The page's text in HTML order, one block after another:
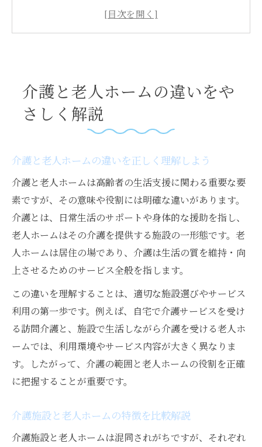
介護施設と老人ホームの選択基準とは
老人ホームの選び方と介護施設の特徴
介護を軸にした老人ホーム選びのポイント
有料老人ホームとは何か特徴を知ろう
老人ホーム検索サイトを使った介護施設探
し
介護施設ランキングの活用と注意点
もし介護が必要なら老人ホームは選択肢にな
る？
介護が必要な時に老人ホームが担う役割
介護施設に入れる条件とその確認方法
老人ホームの種類と介護度への対応力
介護と老人ホームの最適な選択基準
介護サービス内容を比較した施設選びのヒ
ント
介護施設と老人ホームの費用相場を知る
介護費用の内訳と負担軽減のポイント
介護と老人ホームの違いをや
さしく解説
介護と老人ホームの違いを正しく理解しよう
介護と老人ホームは高齢者の生活支援に関わる重要な要
素ですが、その意味や役割には明確な違いがあります。
介護とは、日常生活のサポートや身体的な援助を指し、
老人ホームはその介護を提供する施設の一形態です。老
人ホームは居住の場であり、介護は生活の質を維持・向
上させるためのサービス全般を指します。
この違いを理解することは、適切な施設選びやサービス
利用の第一歩です。例えば、自宅で介護サービスを受け
る訪問介護と、施設で生活しながら介護を受ける老人ホ
ームでは、利用環境やサービス内容が大きく異なりま
す。したがって、介護の範囲と老人ホームの役割を正確
に把握することが重要です。
介護施設と老人ホームの特徴を比較解説
介護施設と老人ホームは混同されがちですが、それぞれ